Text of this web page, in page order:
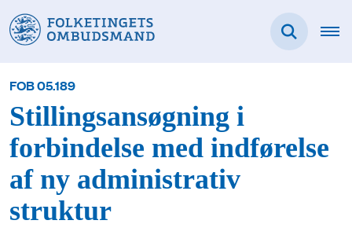
FOB 05.189
Stillingsansøgning i
forbindelse med indførelse
af ny administrativ
struktur